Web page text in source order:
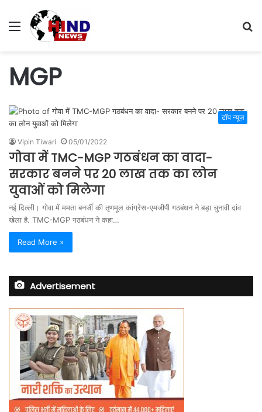
Menu
MGP
टॉप न्यूज़
Vipin Tiwari 05/01/2022
गोवा में TMC-MGP गठबंधन का वादा-
सरकार बनने पर 20 लाख तक का लोन
युवाओं को मिलेगा
नई दिल्ली। गोवा में ममता बनर्जी की तृणमूल कांग्रेस-एमजीपी गठबंधन ने बड़ा चुनावी दांव
खेला है. TMC-MGP गठबंधन ने कहा…
Read More »
Advertisement